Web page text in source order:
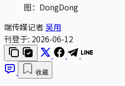
图：DongDong
端传媒记者 吴用
刊登于: 2026-06-12
收藏